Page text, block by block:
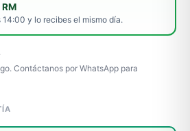
y lo recibes el mismo día.
Contáctanos por WhatsApp para